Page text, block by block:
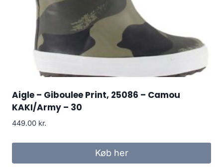
Aigle – Giboulee Print, 25086 – Camou
KAKI/Army – 30
449.00 kr.
Køb her